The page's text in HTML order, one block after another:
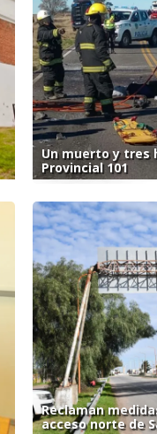
Un muerto y tres
Provincial 101
Reclaman
acceso norte de